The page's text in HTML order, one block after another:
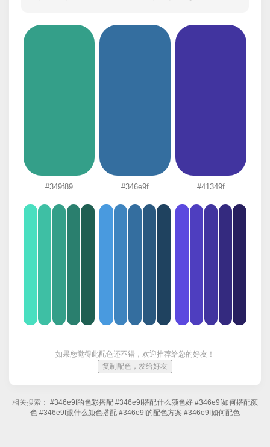
#349f89 #346e9f #41349f
如果您觉得此配色还不错，欢迎推荐给您的好友！
复制配色，发给好友
相关搜索： #346e9f的色彩搭配 #346e9f搭配什么颜色好 #346e9f如何搭配颜
色 #346e9f跟什么颜色搭配 #346e9f的配色方案 #346e9f如何配色